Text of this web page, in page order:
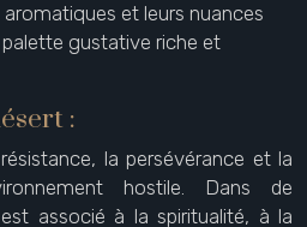
et leurs nuances
gustative riche et
:
la persévérance et la
hostile. Dans de
associé à la spiritualité, à la